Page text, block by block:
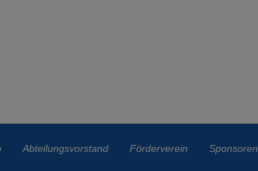
Abteilungsvorstand Förderverein Sponsoren